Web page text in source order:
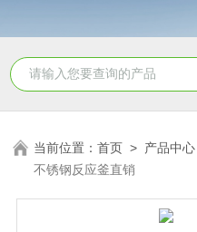
当前位置：首页 > 产品中心
不锈钢反应釜直销